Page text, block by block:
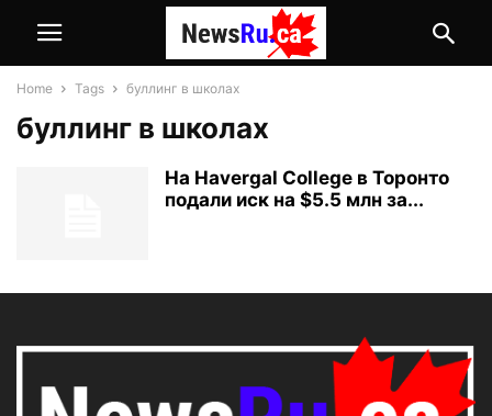
Home Tags буллинг в школах
буллинг в школах
На Havergal College в Торонто
подали иск на $5.5 млн за...